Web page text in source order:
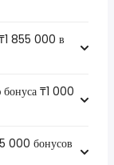
₸1 855 000 в
бонуса ₸1 000
000 бонусов